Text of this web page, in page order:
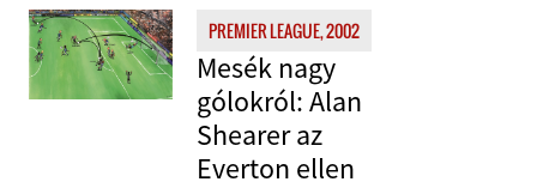
PREMIER LEAGUE, 2002
Mesék nagy
gólokról: Alan
Shearer az
Everton ellen